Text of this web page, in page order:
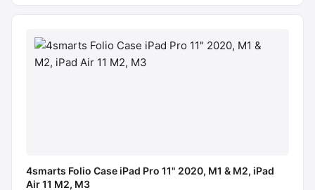
4smarts Folio Case iPad Pro 11" 2020, M1 & M2, iPad
Air 11 M2, M3